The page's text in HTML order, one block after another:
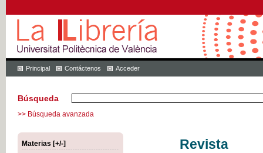
Principal Contáctenos Acceder
Búsqueda
>> Búsqueda avanzada
Materias [+/-]
Revista